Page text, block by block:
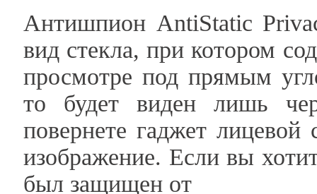
Антишпион AntiStatic
вид стекла, при котором
просмотре под прямым
то будет виден лишь
повернете гаджет
изображение. Если вы
был защищен от